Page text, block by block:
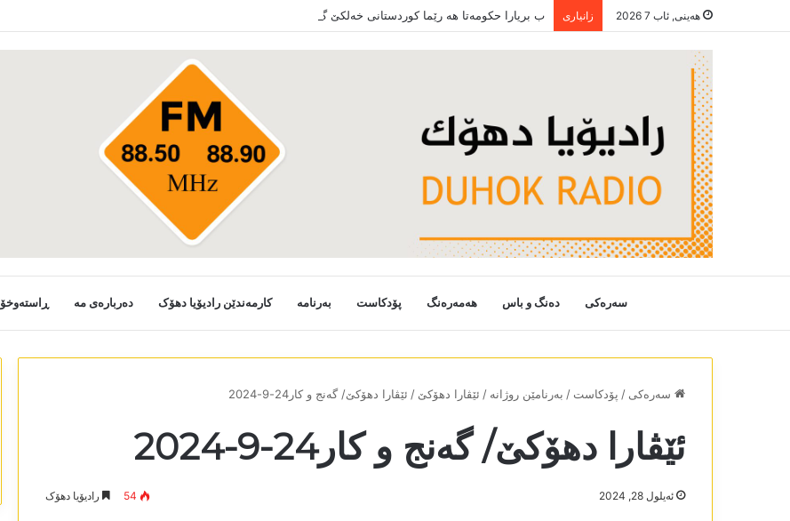
هەینی, ئاب 7 2026 زانیاری ب بریارا حکومەتا ھە رێما کوردستانی خەلکێ گوندێن سەر ب ئێدارا زاخو ڤە دشین سەرەدانا گوندیێن خو بکەن
سەرەکی دەنگ و باس هەمەرەنگ پۆدکاست بەرنامە کارمەندێن رادیۆیا دھۆک دەربارەی مە ڕاستەوخۆ
سەرەکی / پۆدکاست / بەرنامێن روژانە / ئێڤارا دھۆکێ / ئێڤارا دھۆکێ/ گەنج و کار24-9-2024
ئێڤارا دھۆکێ/ گەنج و کار24-9-2024
ئه‌یلول 28, 2024 54 رادیۆیا دھۆک